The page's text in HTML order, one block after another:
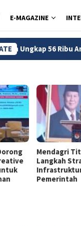
E-MAGAZINE
Anak di Sukabumi
Mendagri
Langkah
Pemerintah